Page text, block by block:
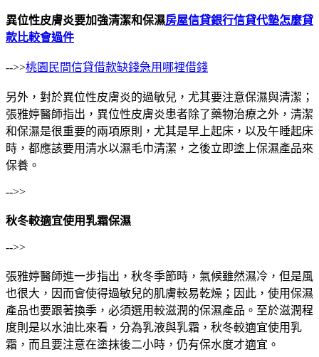
異位性皮膚炎要加強清潔和保濕房屋信貸銀行信貸代墊怎麼貸
款比較會過件
-->>桃園民間信貸借款缺錢急用哪裡借錢
另外，對於異位性皮膚炎的過敏兒，尤其要注意保濕與清潔；
張雅婷醫師指出，異位性皮膚炎患者除了藥物治療之外，清潔
和保濕是很重要的兩項原則，尤其是早上起床，以及午睡起床
時，都應該要用清水以濕毛巾清潔，之後立即塗上保濕產品來
保養。
-->>
秋冬較適宜使用乳霜保濕
-->>
張雅婷醫師進一步指出，秋冬季節時，氣候雖然濕冷，但是風
也很大，因而會使得過敏兒的肌膚較易乾燥；因此，使用保濕
產品也要跟著換季，必須選用較滋潤的保濕產品。至於滋潤程
度則是以水油比來看，分為乳液與乳霜，秋冬較適宜使用乳
霜，而且要注意在塗抹後二小時，仍有保水度才適宜。